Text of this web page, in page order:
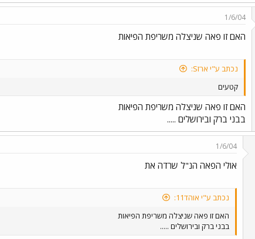
1/6/04
האם זו פאה שניצלה משריפת הפיאות
נכתב ע"י ארזS:
קטעים
האם זו פאה שניצלה משריפת הפיאות
בבני ברק ובירושלים .....
1/6/04
אולי הפאה הנ"ל שרדה את
נכתב ע"י אוהד11:
האם זו פאה שניצלה משריפת הפיאות
בבני ברק ובירושלים .....